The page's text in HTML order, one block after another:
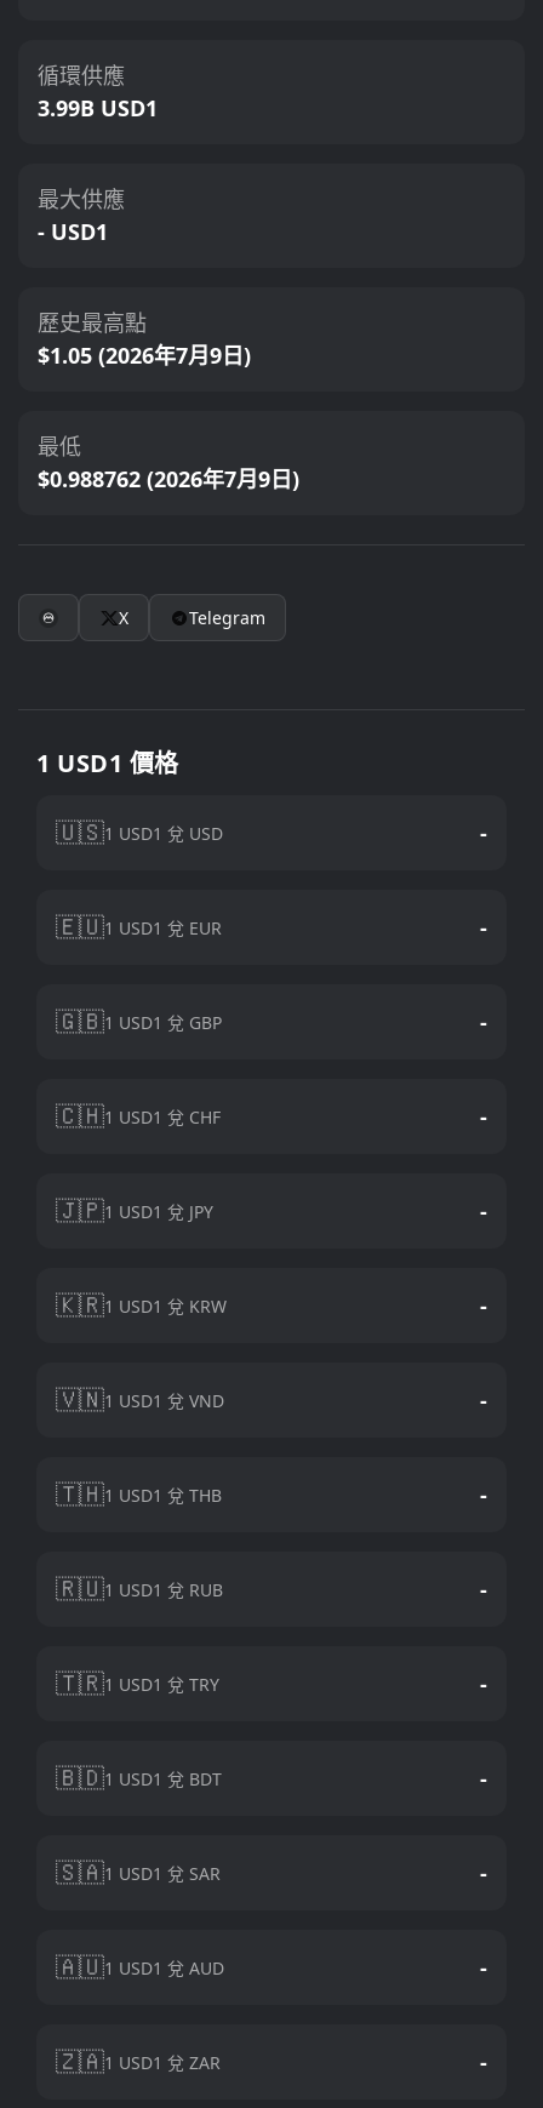
循環供應
3.99B USD1
最大供應
- USD1
歷史最高點
$1.05 (2026年7月9日)
最低
$0.988762 (2026年7月9日)
X Telegram
1 USD1 價格
🇺🇸1 USD1 兌 USD -
🇪🇺1 USD1 兌 EUR -
🇬🇧1 USD1 兌 GBP -
🇨🇭1 USD1 兌 CHF -
🇯🇵1 USD1 兌 JPY -
🇰🇷1 USD1 兌 KRW -
🇻🇳1 USD1 兌 VND -
🇹🇭1 USD1 兌 THB -
🇷🇺1 USD1 兌 RUB -
🇹🇷1 USD1 兌 TRY -
🇧🇩1 USD1 兌 BDT -
🇸🇦1 USD1 兌 SAR -
🇦🇺1 USD1 兌 AUD -
🇿🇦1 USD1 兌 ZAR -